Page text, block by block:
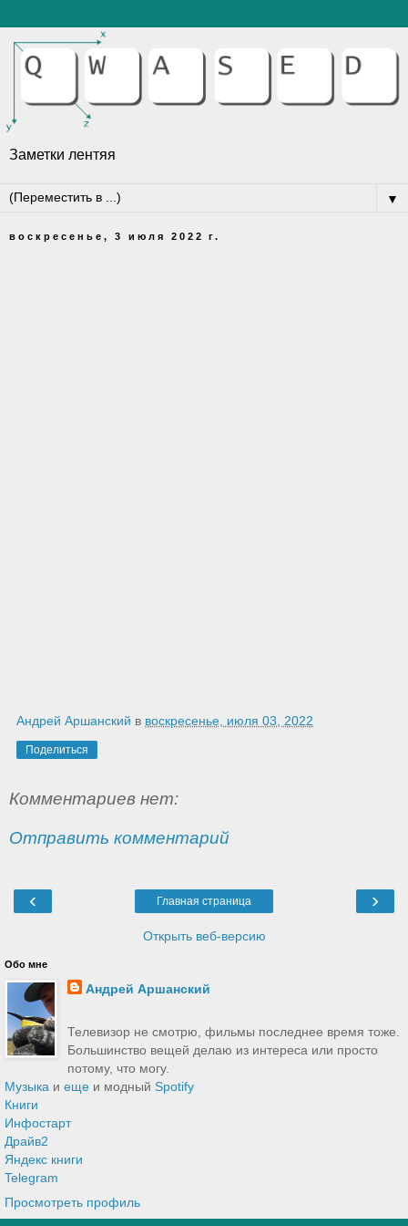
Заметки лентяя
▼
воскресенье, 3 июля 2022 г.
Андрей Аршанский в воскресенье, июля 03, 2022
Поделиться
Комментариев нет:
Отправить комментарий
‹ ›
Главная страница
Открыть веб-версию
Обо мне
Андрей Аршанский
Телевизор не смотрю, фильмы последнее время тоже.
Большинство вещей делаю из интереса или просто
потому, что могу.
Музыка и еще и модный Spotify
Книги
Инфостарт
Драйв2
Яндекс книги
Telegram
Просмотреть профиль